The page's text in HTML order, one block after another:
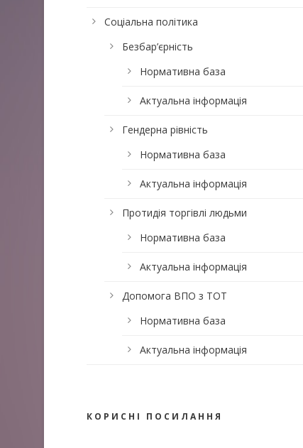
Соціальна політика
Безбар’єрність
Нормативна база
Актуальна інформація
Гендерна рівність
Нормативна база
Актуальна інформація
Протидія торгівлі людьми
Нормативна база
Актуальна інформація
Допомога ВПО з ТОТ
Нормативна база
Актуальна інформація
КОРИСНІ ПОСИЛАННЯ